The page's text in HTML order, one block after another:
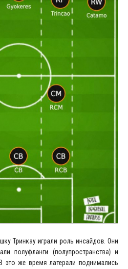
Тринкау играли роль инсайдов. Они
полуфланги (полупространства) и
это же время латерали поднимались